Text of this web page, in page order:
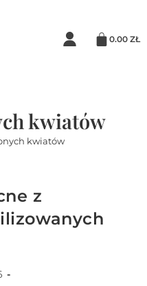
0.00 ZŁ
kwiatów
kwiatów
z